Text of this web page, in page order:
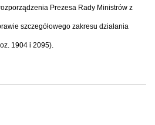
Prezesa Rady Ministrów z
szczegółowego zakresu działania
1904 i 2095).